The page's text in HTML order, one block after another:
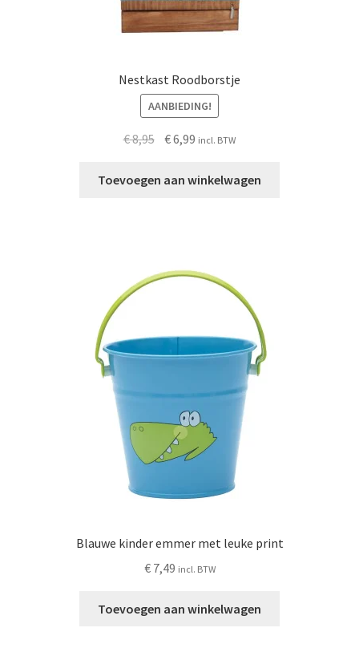
Nestkast Roodborstje
AANBIEDING!
€8,95 Oorspronkelijke
was:
€6,99 Huidige
is:
incl. BTW
Toevoegen aan winkelwagen
Blauwe kinder emmer met leuke print
€7,49 incl. BTW
Toevoegen aan winkelwagen